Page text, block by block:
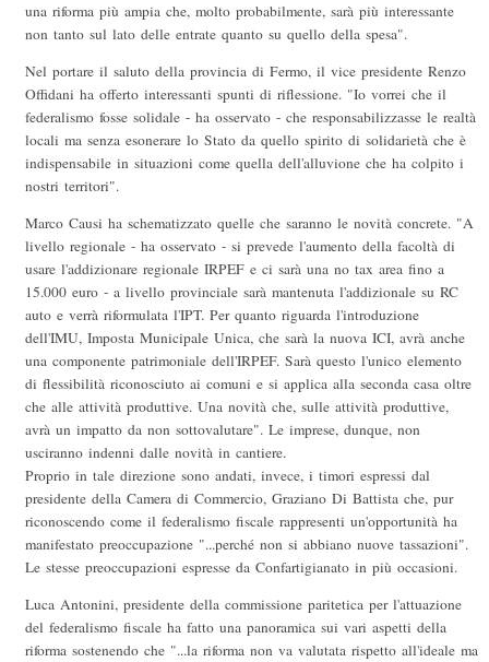
una riforma più ampia che, molto probabilmente, sarà più interessante
non tanto sul lato delle entrate quanto su quello della spesa".
Nel portare il saluto della provincia di Fermo, il vice presidente Renzo
Offidani ha offerto interessanti spunti di riflessione. "Io vorrei che il
federalismo fosse solidale - ha osservato - che responsabilizzasse le realtà
locali ma senza esonerare lo Stato da quello spirito di solidarietà che è
indispensabile in situazioni come quella dell'alluvione che ha colpito i
nostri territori".
Marco Causi ha schematizzato quelle che saranno le novità concrete. "A
livello regionale - ha osservato - si prevede l'aumento della facoltà di
usare l'addizionare regionale IRPEF e ci sarà una no tax area fino a
15.000 euro - a livello provinciale sarà mantenuta l'addizionale su RC
auto e verrà riformulata l'IPT. Per quanto riguarda l'introduzione
dell'IMU, Imposta Municipale Unica, che sarà la nuova ICI, avrà anche
una componente patrimoniale dell'IRPEF. Sarà questo l'unico elemento
di flessibilità riconosciuto ai comuni e si applica alla seconda casa oltre
che alle attività produttive. Una novità che, sulle attività produttive,
avrà un impatto da non sottovalutare". Le imprese, dunque, non
usciranno indenni dalle novità in cantiere.
Proprio in tale direzione sono andati, invece, i timori espressi dal
presidente della Camera di Commercio, Graziano Di Battista che, pur
riconoscendo come il federalismo fiscale rappresenti un'opportunità ha
manifestato preoccupazione "...perché non si abbiano nuove tassazioni".
Le stesse preoccupazioni espresse da Confartigianato in più occasioni.
Luca Antonini, presidente della commissione paritetica per l'attuazione
del federalismo fiscale ha fatto una panoramica sui vari aspetti della
riforma sostenendo che "...la riforma non va valutata rispetto all'ideale ma